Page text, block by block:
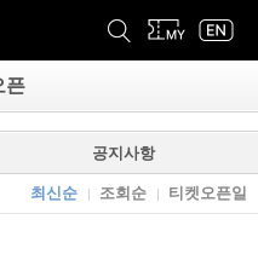
픈
공지사항
최신순 조회순 티켓오픈일